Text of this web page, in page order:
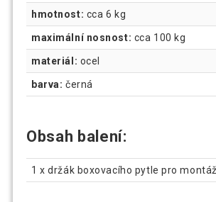
hmotnost: cca 6 kg
maximální nosnost: cca 100 kg
materiál: ocel
barva: černá
Obsah balení:
1 x držák boxovacího pytle pro